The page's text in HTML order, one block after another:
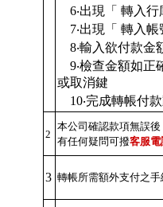
6‧出現「 轉入行
7‧出現「 轉入帳
8‧輸入欲付款金
9‧檢查金額如正
或取消鍵
10‧完成轉帳付
2
本公司確認款項無誤
有任何疑問可撥客服電
3 轉帳所需額外支付之手